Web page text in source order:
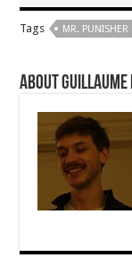
Tags MR. PUNISHER
About